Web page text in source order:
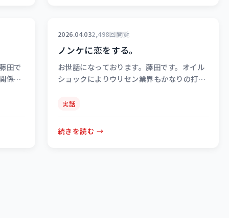
田で
係な
…
2026.04.032,498回閲覧
ノンケに恋をする。
お世話になっております。藤田です。オイル
ショックによりウリセン業界もかなりの打撃
ず削るといえばそうなんですが、あかりな…
実話
続きを読む →